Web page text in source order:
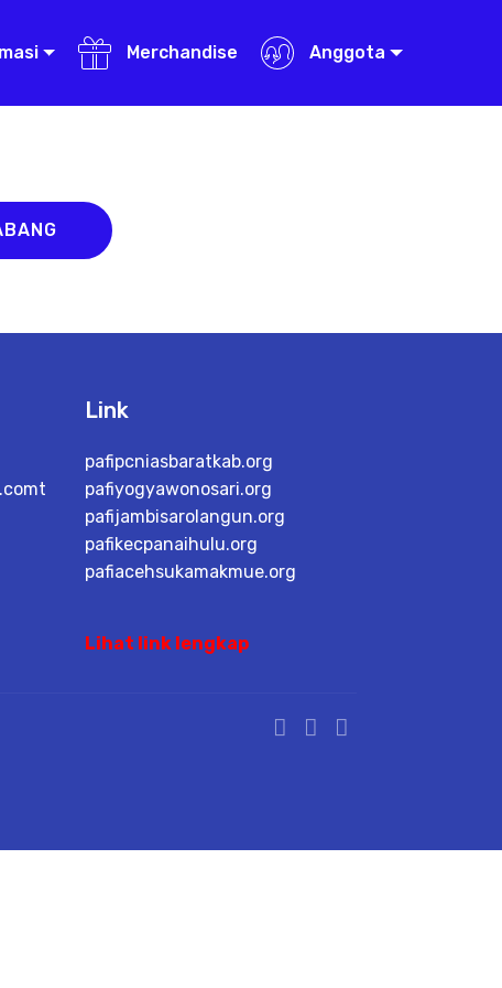
Merchandise Anggota
Link
pafipcniasbaratkab.org
pafiyogyawonosari.org
pafijambisarolangun.org
pafikecpanaihulu.org
pafiacehsukamakmue.org
Lihat link lengkap